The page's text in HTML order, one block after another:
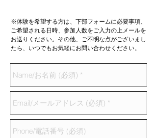
※体験を希望する方は、下部フォームに必要事項、
ご希望される日時、参加人数をご入力の上メールを
お送りください。その他、ご不明な点がございまし
たら、いつでもお気軽にお問い合わせください。